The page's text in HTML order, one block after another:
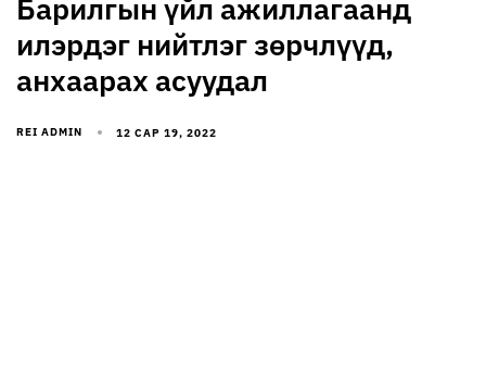
Барилгын үйл ажиллагаанд
илэрдэг нийтлэг зөрчлүүд,
анхаарах асуудал
REI ADMIN 12 САР 19, 2022